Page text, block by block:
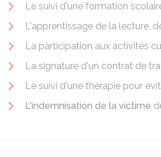
Le suivi d'une formation
L'apprentissage de la lecture,
La participation aux activités
La signature d'un contrat de
Le suivi d'une thérapie pour
L'indemnisation de la victime